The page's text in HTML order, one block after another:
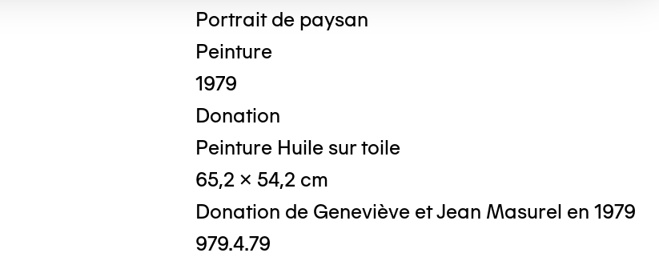
Portrait de paysan
Peinture
1979
Donation
Peinture Huile sur toile
65,2 x 54,2 cm
Donation de Geneviève et Jean Masurel en 1979
979.4.79